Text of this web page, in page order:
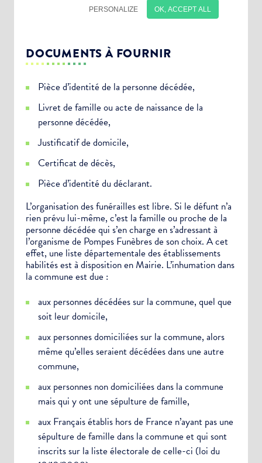
DOCUMENTS À FOURNIR
Pièce d’identité de la personne décédée,
Livret de famille ou acte de naissance de la
personne décédée,
Justificatif de domicile,
Certificat de décès,
Pièce d’identité du déclarant.
L’organisation des funérailles est libre. Si le défunt n’a
rien prévu lui-même, c’est la famille ou proche de la
personne décédée qui s’en charge en s’adressant à
l’organisme de Pompes Funèbres de son choix. A cet
effet, une liste départementale des établissements
habilités est à disposition en Mairie. L’inhumation dans
la commune est due :
aux personnes décédées sur la commune, quel que
soit leur domicile,
aux personnes domiciliées sur la commune, alors
même qu’elles seraient décédées dans une autre
commune,
aux personnes non domiciliées dans la commune
mais qui y ont une sépulture de famille,
aux Français établis hors de France n’ayant pas une
sépulture de famille dans la commune et qui sont
inscrits sur la liste électorale de celle-ci (loi du
Choisissez votre abonnement :
Alertes Mail
Newsletter Culture
Newsletter Sport et Vie associative